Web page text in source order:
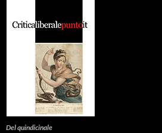
Del quindicinale